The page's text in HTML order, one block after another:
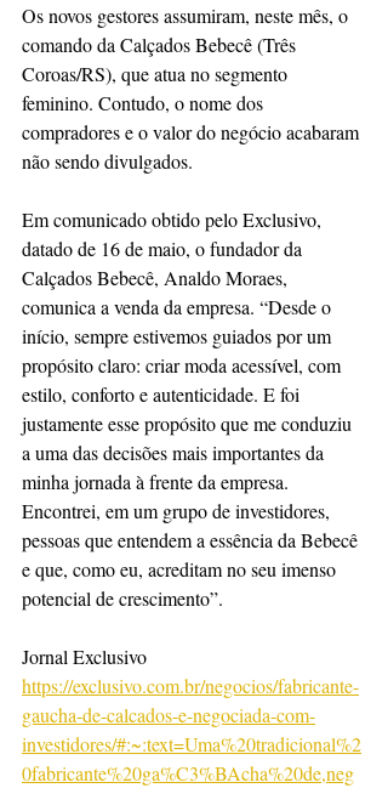
Os novos gestores assumiram, neste mês, o
comando da Calçados Bebecê (Três
Coroas/RS), que atua no segmento
feminino. Contudo, o nome dos
compradores e o valor do negócio acabaram
não sendo divulgados.
Em comunicado obtido pelo Exclusivo,
datado de 16 de maio, o fundador da
Calçados Bebecê, Analdo Moraes,
comunica a venda da empresa. “Desde o
início, sempre estivemos guiados por um
propósito claro: criar moda acessível, com
estilo, conforto e autenticidade. E foi
justamente esse propósito que me conduziu
a uma das decisões mais importantes da
minha jornada à frente da empresa.
Encontrei, em um grupo de investidores,
pessoas que entendem a essência da Bebecê
e que, como eu, acreditam no seu imenso
potencial de crescimento”.
Jornal Exclusivo
https://exclusivo.com.br/negocios/fabricante-
gaucha-de-calcados-e-negociada-com-
investidores/#:~:text=Uma%20tradicional%2
0fabricante%20ga%C3%BAcha%20de,neg